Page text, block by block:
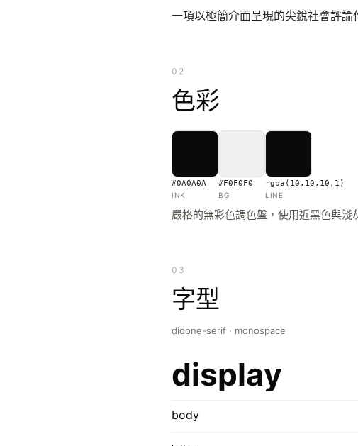
一項以極簡介面呈現的尖銳社會評論
02
色彩
#0A0A0A
INK
#F0F0F0
BG
rgba(10,10,10,1)
LINE
嚴格的無彩色調色盤，使用近黑色與淺
03
字型
didone-serif · monospace
display
body